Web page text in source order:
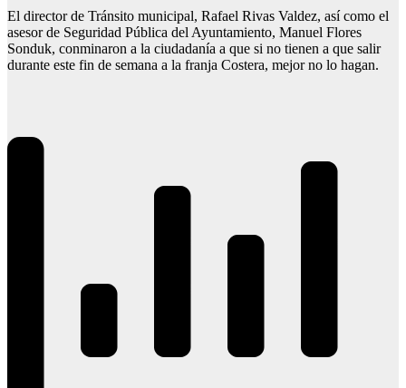
El director de Tránsito municipal, Rafael Rivas Valdez, así como el
asesor de Seguridad Pública del Ayuntamiento, Manuel Flores
Sonduk, conminaron a la ciudadanía a que si no tienen a que salir
durante este fin de semana a la franja Costera, mejor no lo hagan.